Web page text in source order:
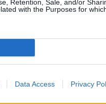
Retention, Sale, and/or
with the Purposes for
Data Access Privacy